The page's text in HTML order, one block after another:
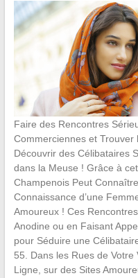
Faire des Rencontres
Commerciennes et Trouver
Découvrir des Célibataires
dans la Meuse ! Grâce à
Champenois Peut
Connaissance d’une
Amoureux ! Ces
Anodine ou en Faisant
pour Séduire une
55. Dans les Rues de
Ligne, sur des Sites